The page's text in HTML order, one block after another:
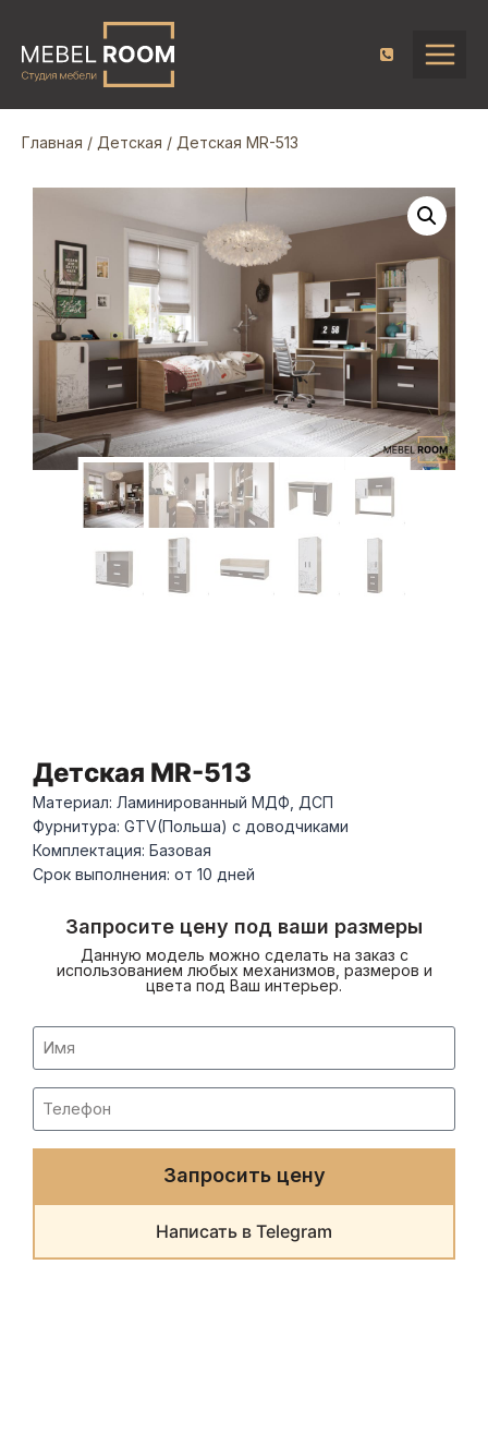
Главная / Детская / Детская MR-513
Детская MR-513
Материал: Ламинированный МДФ, ДСП
Фурнитура: GTV(Польша) с доводчиками
Комплектация: Базовая
Срок выполнения: от 10 дней
Запросите цену под ваши размеры
Данную модель можно сделать на заказ с
использованием любых механизмов, размеров и
цвета под Ваш интерьер.
Запросить цену
Написать в Telegram